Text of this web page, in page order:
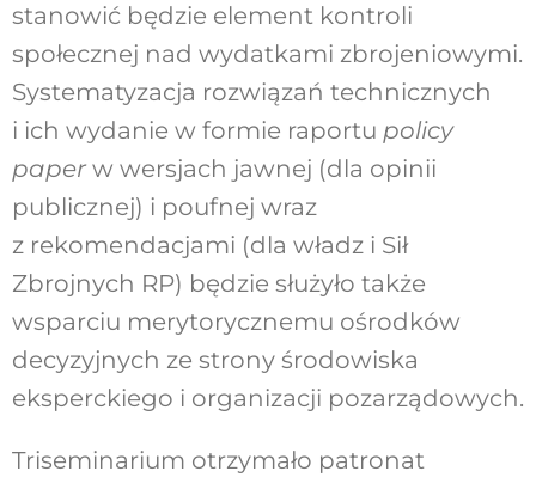
stanowić będzie element kontroli
społecznej nad wydatkami zbrojeniowymi.
Systematyzacja rozwiązań technicznych
i ich wydanie w formie raportu policy
paperw wersjach jawnej (dla opinii
publicznej) i poufnej wraz
z rekomendacjami (dla władz i Sił
Zbrojnych RP) będzie służyło także
wsparciu merytorycznemu ośrodków
decyzyjnych ze strony środowiska
eksperckiego i organizacji pozarządowych.
Triseminarium otrzymało patronat